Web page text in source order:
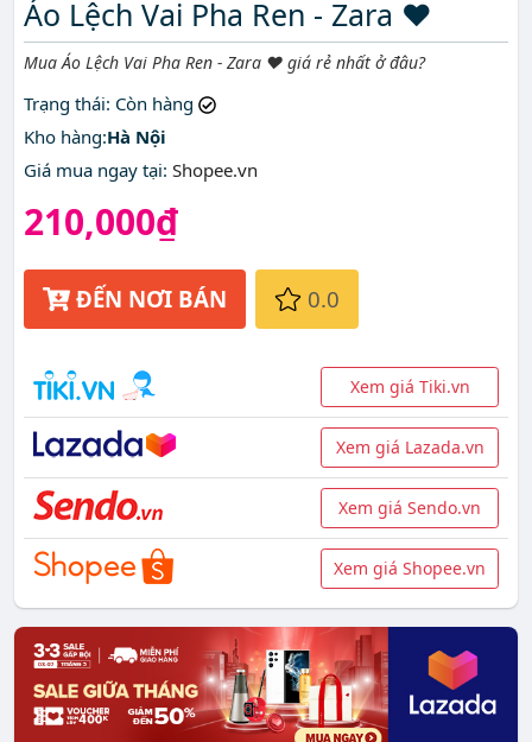
Áo Lệch Vai Pha Ren - Zara ❤️
Mô tả ngắn
Mua Áo Lệch Vai Pha Ren - Zara ❤️ giá rẻ nhất ở đâu?
Trạng thái: Còn hàng
Kho hàng:Hà Nội
Giá mua ngay tại: Shopee.vn
210,000₫
ĐẾN NƠI BÁN 0.0
Xem giá Tiki.vn
Xem giá Lazada.vn
Xem giá Sendo.vn
Xem giá Shopee.vn